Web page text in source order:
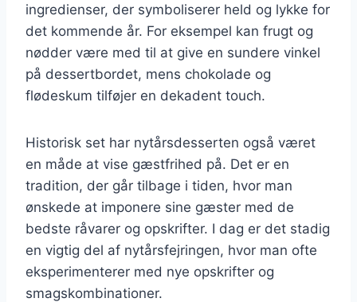
ingredienser, der symboliserer held og lykke for
det kommende år. For eksempel kan frugt og
nødder være med til at give en sundere vinkel
på dessertbordet, mens chokolade og
flødeskum tilføjer en dekadent touch.
Historisk set har nytårsdesserten også været
en måde at vise gæstfrihed på. Det er en
tradition, der går tilbage i tiden, hvor man
ønskede at imponere sine gæster med de
bedste råvarer og opskrifter. I dag er det stadig
en vigtig del af nytårsfejringen, hvor man ofte
eksperimenterer med nye opskrifter og
smagskombinationer.